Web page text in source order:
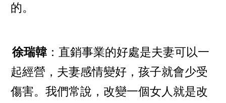
的。
徐瑞韓 ：直銷事業的好處是夫妻可以一
起經營，夫妻感情變好，孩子就會少受
傷害。我們常說，改變一個女人就是改